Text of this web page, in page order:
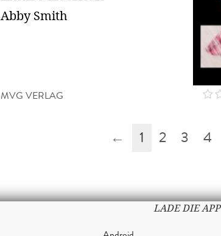
Abby Smith
MVG VERLAG
← 1 2 3 4
LADE DIE APP